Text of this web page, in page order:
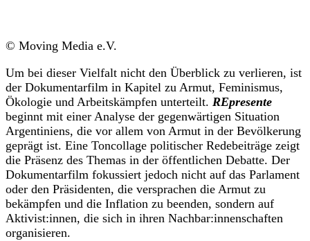
© Moving Media e.V.
Um bei dieser Vielfalt nicht den Überblick zu verlieren, ist
der Dokumentarfilm in Kapitel zu Armut, Feminismus,
Ökologie und Arbeitskämpfen unterteilt. REpresente
beginnt mit einer Analyse der gegenwärtigen Situation
Argentiniens, die vor allem von Armut in der Bevölkerung
geprägt ist. Eine Toncollage politischer Redebeiträge zeigt
die Präsenz des Themas in der öffentlichen Debatte. Der
Dokumentarfilm fokussiert jedoch nicht auf das Parlament
oder den Präsidenten, die versprachen die Armut zu
bekämpfen und die Inflation zu beenden, sondern auf
Aktivist:innen, die sich in ihren Nachbar:innenschaften
organisieren.